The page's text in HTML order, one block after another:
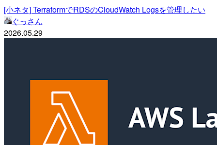
[小ネタ] TerraformでRDSのCloudWatch Logsを管理したい
ぐっさん
2026.05.29